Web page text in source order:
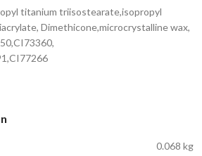
titanium triisostearate,isopropyl
Dimethicone,microcrystalline wax,
0.068 kg